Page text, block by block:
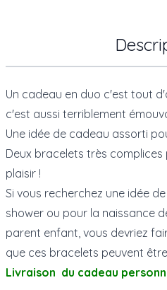
Un cadeau en duo c'est tout
c'est aussi terriblement
Une idée de cadeau assorti
Deux bracelets très
plaisir !
Si vous recherchez une idée
shower ou pour la naissance
parent enfant, vous devriez
que ces bracelets peuvent
Livraison du cadeau